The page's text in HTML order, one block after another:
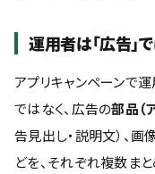
運用者は「広告」
アプリキャンペーンで
ではなく、広告の部品（
告見出し・説明文）、
どを、それぞれ複数ま